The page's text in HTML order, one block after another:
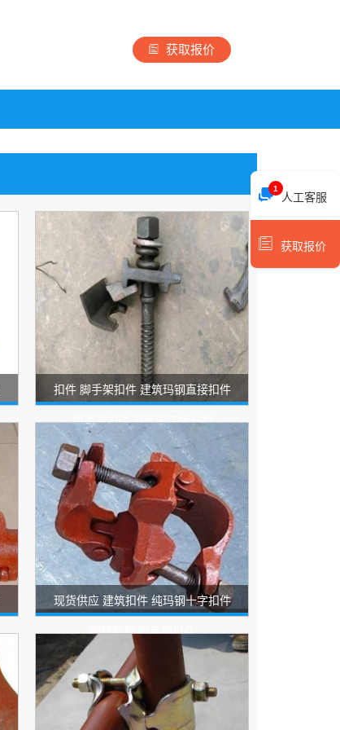
获取报价
扣件 脚手架扣件 建筑玛钢直接扣件
脚手架扣件 钢管架连接卡扣
现货供应 建筑扣件 纯玛钢十字扣件
钢管架扣 脚手架扣件
人工客服
1
获取报价